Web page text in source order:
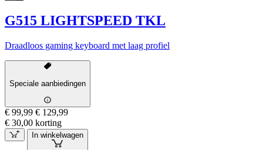
G515 LIGHTSPEED TKL
Draadloos gaming keyboard met laag profiel
Speciale aanbiedingen
€ 99,99 € 129,99
€ 30,00 korting
In winkelwagen